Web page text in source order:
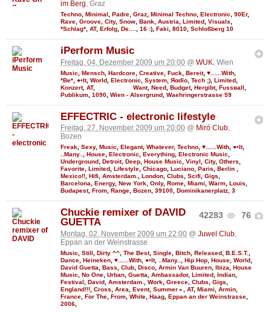
im Berg, Graz
Techno, Minimal , Padre, Graz, Minimal Techno, Electronic, 90Er,
Rave, Groove, City, Snow, Bank, Austria, Limited, Visuals,
*Schlag*, AT, Erfolg, De...., 16 :), Faki, 8010, Schloßberg 10
iPerform Music
Freitag, 04. Dezember 2009 um 20:00 @ WUK, Wien
Music Mensch Hardcore Creative Fuck Bereit, ♥......With
*Be*
●•It, World Electronic System Яαdϊo Tech ;) Limited
Konzert, AT, Want, Need Budget, Hergibt, Fυѕѕвall
Publikum 1090 Wien - Alsergrund Waehringerstrasse 59
EFFECTRIC - electronic lifestyle
Freitag, 27. November 2009 um 20:00 @ Miró Club,
Bozen
Freak Sexy, Music Elegant, Whatever, Techno ♥......With ●•It,
..Many..
House Electronic Everything Electronic Music
Underground Detroit, Deep House Music Vinyl City, Others
Favorite Limited Lifestyle Chicago Luciano Paris Berlin
Mexico!! Hifi Amsterdam. London Clubs Scifi Gigs
Barcelona
Energy, New York Only, Rome Miami Warm Louis
Budapest, From Range Bozen 39100 Dominikanerplatz, 3
42283 76
Chuckie remixer of DAVID
GUETTA
Montag, 02. November 2009 um 22:00 @ Juwel Club
Eppan an der Weinstrasse
Music Still Dirty ^^ The Best, Single Bitch Released B.E.S.T.
Dance Heineken ♥......With ●•It, ..Many.. Hip Hop House World
David Guetta
Bass Club Disco Armin Van Buuren Ibiza
House
Music
No One Urban Guetta Ambassador, Limited Indian
Festival
David Amsterdam. Work Greece Clubs Gigs
England!!! Cross Area Event, Summer☼ AT, Miami Armin
France For The From White Haag Eppan an der Weinstrasse
2006